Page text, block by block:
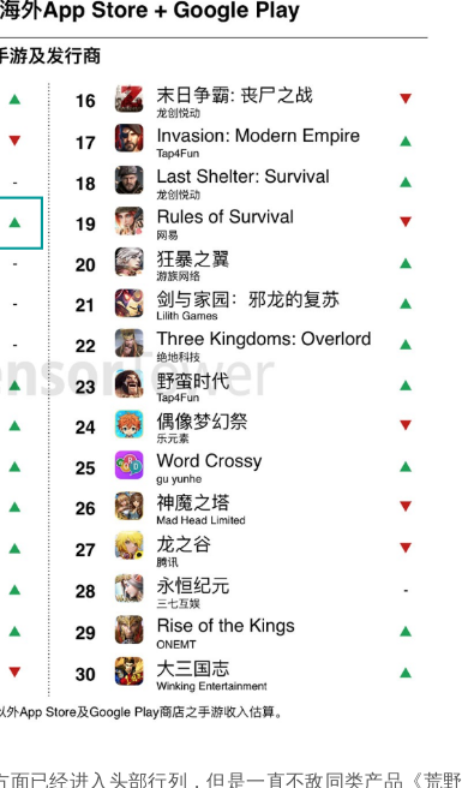
已经进入头部行列，但是一直不敌同类产品《荒野